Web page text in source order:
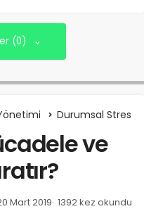
(0)
Durumsal Stres
ve
Mart 2019 1392 kez okundu